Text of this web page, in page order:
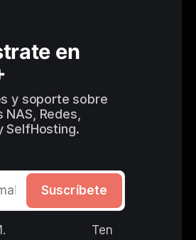
en
y soporte sobre
Redes,
SelfHosting.
Suscríbete
Ten